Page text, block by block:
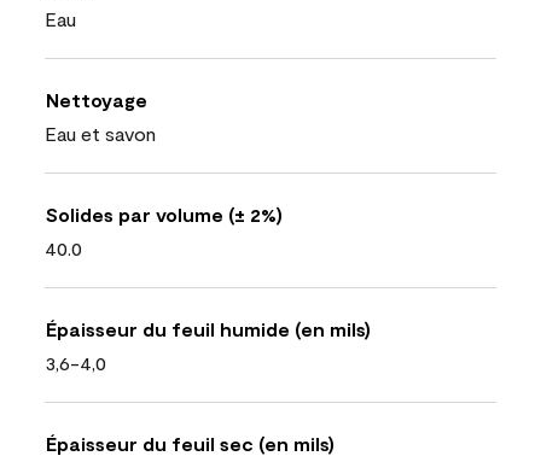
Eau
Nettoyage
Eau et savon
Solides par volume (± 2%)
40.0
Épaisseur du feuil humide (en mils)
3,6-4,0
Épaisseur du feuil sec (en mils)